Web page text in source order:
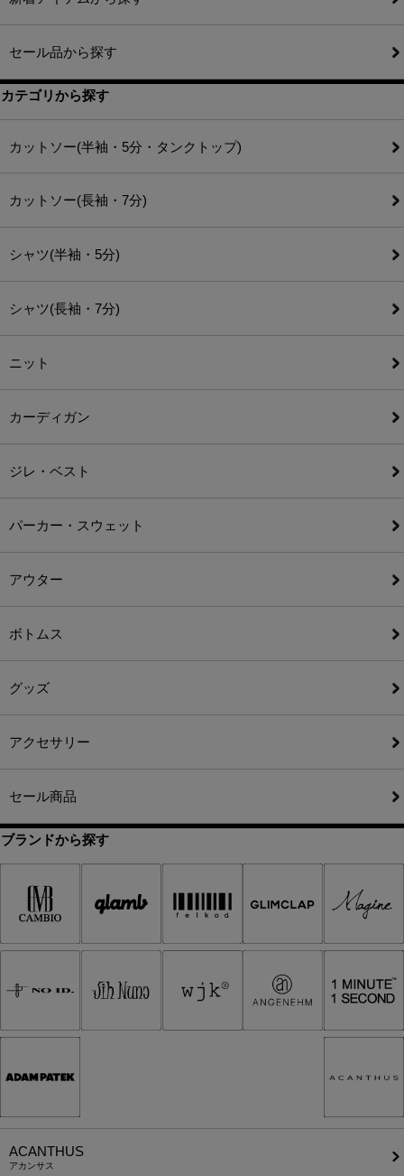
セール品から探す
カテゴリから探す
カットソー(半袖・5分・タンクトップ)
カットソー(長袖・7分)
シャツ(半袖・5分)
シャツ(長袖・7分)
ニット
カーディガン
ジレ・ベスト
パーカー・スウェット
アウター
ボトムス
グッズ
アクセサリー
セール商品
ブランドから探す
ACANTHUS
アカンサス